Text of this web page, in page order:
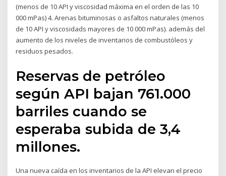
(menos de 10 API y viscosidad máxima en el orden de las 10
000 mPas) 4. Arenas bituminosas o asfaltos naturales (menos
de 10 API y viscosidads mayores de 10 000 mPas). además del
aumento de los niveles de inventarios de combustóleos y
residuos pesados.
Reservas de petróleo
según API bajan 761.000
barriles cuando se
esperaba subida de 3,4
millones.
Una nueva caída en los inventarios de la API elevan el precio